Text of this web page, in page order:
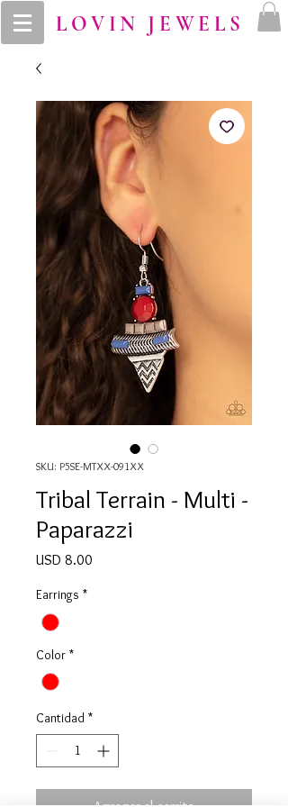
LOVIN JEWELS
SKU: P5SE-MTXX-091XX
Tribal Terrain - Multi -
Paparazzi
USD 8.00
Earrings *
Color *
Cantidad *